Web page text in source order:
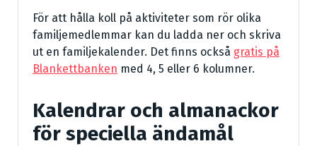
För att hålla koll på aktiviteter som rör olika
familjemedlemmar kan du ladda ner och skriva
ut en familjekalender. Det finns också gratis på
Blankettbanken med 4, 5 eller 6 kolumner.
Kalendrar och almanackor
för speciella ändamål